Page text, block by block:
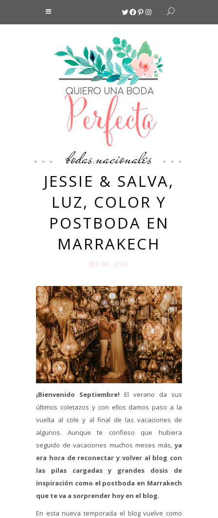
Twitter
Facebook
Pinterest
Instagram
bodas,nacionales
JESSIE & SALVA,
LUZ, COLOR Y
POSTBODA EN
MARRAKECH
SEP 05. 2018
¡Bienvenido Septiembre! El verano da sus
últimos coletazos y con ellos damos paso a la
vuelta al cole y al final de las vacaciones de
algunos. Aunque te confieso que hubiera
seguido de vacaciones muchos meses más,ya
era hora de reconectar y volver al blog con
las pilas cargadas y grandes dosis de
inspiración como el postboda en Marrakech
que te va a sorprender hoy en el blog.
En esta nueva temporada el blog vuelve como